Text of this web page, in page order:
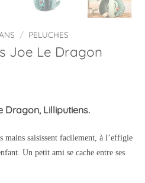
/ PELUCHES
Joe Le Dragon
Dragon, Lilliputiens.
mains saisissent facilement, à l’effigie
Un petit ami se cache entre ses